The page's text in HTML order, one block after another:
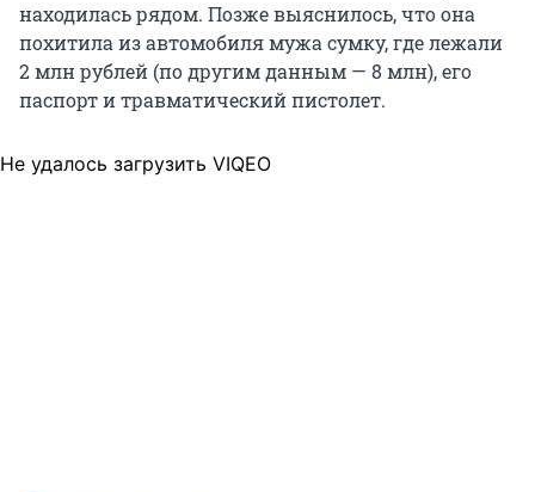
находилась рядом. Позже выяснилось, что она
похитила из автомобиля мужа сумку, где лежали
2 млн рублей (по другим данным — 8 млн), его
паспорт и травматический пистолет.
Не удалось загрузить VIQEO